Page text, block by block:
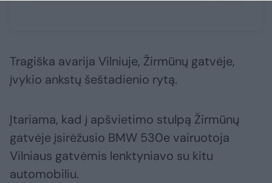
Tragiška avarija Vilniuje, Žirmūnų gatvėje,
įvykio ankstų šeštadienio rytą.
Įtariama, kad į apšvietimo stulpą Žirmūnų
gatvėje įsirėžusio BMW 530e vairuotoja
Vilniaus gatvėmis lenktyniavo su kitu
automobiliu.